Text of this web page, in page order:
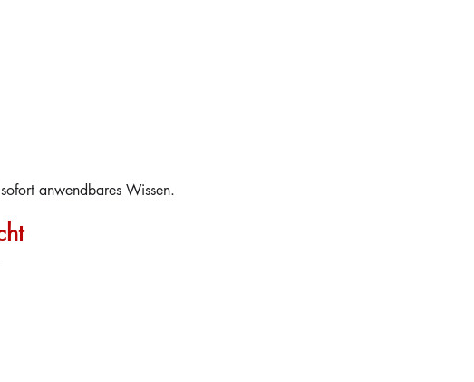
anwendbares Wissen.